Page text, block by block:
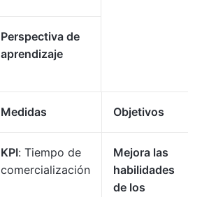
Perspectiva de
aprendizaje
Medidas Objetivos
KPI: Tiempo de
comercialización
Mejora las
habilidades
de los